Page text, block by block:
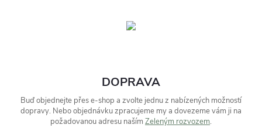
DOPRAVA
Buď objednejte přes e-shop a zvolte jednu z nabízených možností
dopravy. Nebo objednávku zpracujeme my a dovezeme vám ji na
požadovanou adresu naším Zeleným rozvozem.